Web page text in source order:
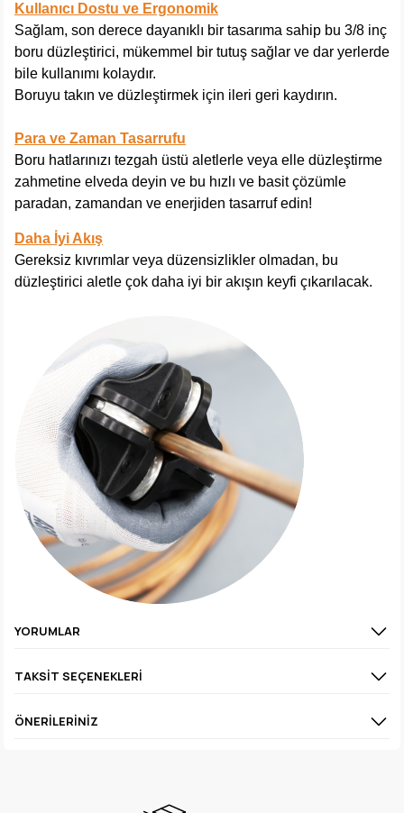
Kullanıcı Dostu ve Ergonomik
Sağlam, son derece dayanıklı bir tasarıma sahip bu 3/8 inç
boru düzleştirici, mükemmel bir tutuş sağlar ve dar yerlerde
bile kullanımı kolaydır.
Boruyu takın ve düzleştirmek için ileri geri kaydırın.
Para ve Zaman Tasarrufu
Boru hatlarınızı tezgah üstü aletlerle veya elle düzleştirme
zahmetine elveda deyin ve bu hızlı ve basit çözümle
paradan, zamandan ve enerjiden tasarruf edin!
Daha İyi Akış
Gereksiz kıvrımlar veya düzensizlikler olmadan, bu
düzleştirici aletle çok daha iyi bir akışın keyfi çıkarılacak.
YORUMLAR
TAKSIT SEÇENEKLERI
ÖNERILERINIZ